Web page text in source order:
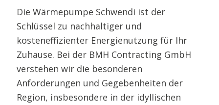
Die Wärmepumpe Schwendi ist der
Schlüssel zu nachhaltiger und
kosteneffizienter Energienutzung für Ihr
Zuhause. Bei der BMH Contracting GmbH
verstehen wir die besonderen
Anforderungen und Gegebenheiten der
Region, insbesondere in der idyllischen